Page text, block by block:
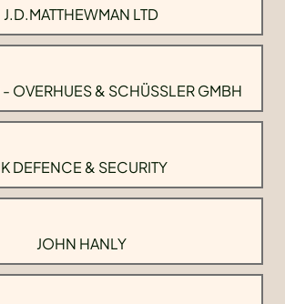
J.D.MATTHEWMAN LTD
OVERHUES & SCHÜSSLER GMBH
DEFENCE & SECURITY
JOHN HANLY